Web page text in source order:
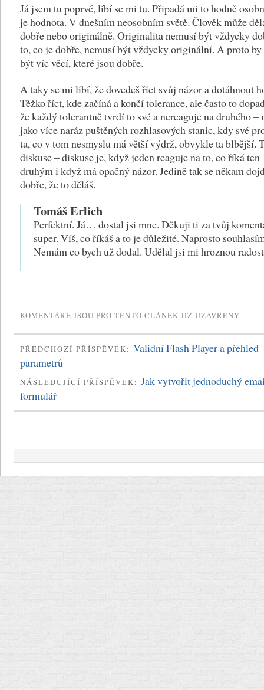
Já jsem tu poprvé, líbí se mi tu. Připadá mi to hodně
je hodnota. V dnešním neosobním světě. Člověk může
dobře nebo originálně. Originalita nemusí být vždycky
to, co je dobře, nemusí být vždycky originální. A proto
být víc věcí, které jsou dobře.
A taky se mi líbí, že dovedeš říct svůj názor a dotáhnout
Těžko říct, kde začíná a končí tolerance, ale často to
že každý tolerantně tvrdí to své a nereaguje na druhého –
jako více naráz puštěných rozhlasových stanic, kdy své
ta, co v tom nesmyslu má větší výdrž, obvykle ta blbější.
diskuse – diskuse je, když jeden reaguje na to, co říká ten
druhým i když má opačný názor. Jedině tak se někam
dobře, že to děláš.
Tomáš Erlich
Perfektní. Já… dostal jsi mne. Děkuji ti za tvůj
super. Víš, co říkáš a to je důležité. Naprosto
Nemám co bych už dodal. Udělal jsi mi hroznou
KOMENTÁŘE JSOU PRO TENTO ČLÁNEK JIŽ UZAVŘENY.
PŘEDCHOZÍ PŘÍSPĚVEK: Validní Flash Player a přehled
parametrů
NÁSLEDUJÍCÍ PŘÍSPĚVEK: Jak vytvořit jednoduchý
formulář